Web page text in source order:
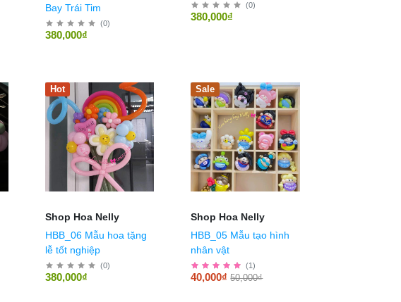
Bay Trái Tim
(0)
380,000₫
(0)
380,000₫
Hot
Shop Hoa Nelly
HBB_06 Mẫu hoa tặng
lễ tốt nghiệp
(0)
380,000₫
Sale
Shop Hoa Nelly
HBB_05 Mẫu tạo hình
nhân vật
(1)
50,000₫
40,000₫